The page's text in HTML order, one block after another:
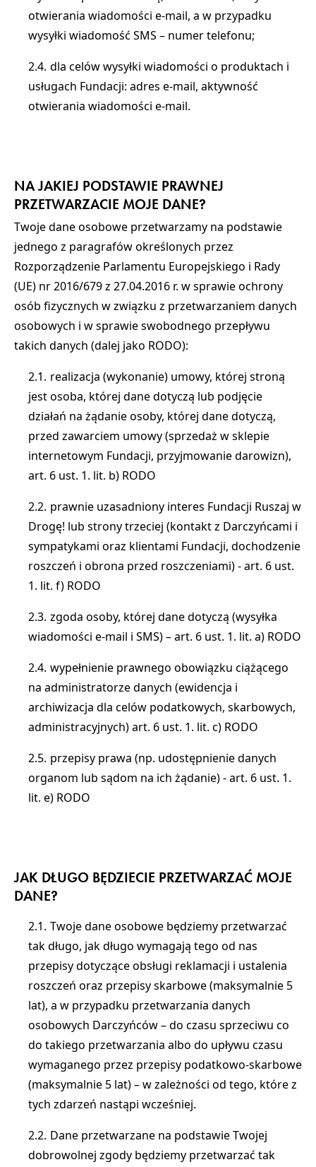
otwierania wiadomości e-mail, a w przypadku
wysyłki wiadomość SMS – numer telefonu;
dla celów wysyłki wiadomości o produktach i
usługach Fundacji: adres e-mail, aktywność
otwierania wiadomości e-mail.
NA JAKIEJ PODSTAWIE PRAWNEJ
PRZETWARZACIE MOJE DANE?
Twoje dane osobowe przetwarzamy na podstawie
jednego z paragrafów określonych przez
Rozporządzenie Parlamentu Europejskiego i Rady
(UE) nr 2016/679 z 27.04.2016 r. w sprawie ochrony
osób fizycznych w związku z przetwarzaniem danych
osobowych i w sprawie swobodnego przepływu
takich danych (dalej jako RODO):
realizacja (wykonanie) umowy, której stroną
jest osoba, której dane dotyczą lub podjęcie
działań na żądanie osoby, której dane dotyczą,
przed zawarciem umowy (sprzedaż w sklepie
internetowym Fundacji, przyjmowanie darowizn),
art. 6 ust. 1. lit. b) RODO
prawnie uzasadniony interes Fundacji Ruszaj w
Drogę! lub strony trzeciej (kontakt z Darczyńcami i
sympatykami oraz klientami Fundacji, dochodzenie
roszczeń i obrona przed roszczeniami) - art. 6 ust.
1. lit. f) RODO
zgoda osoby, której dane dotyczą (wysyłka
wiadomości e-mail i SMS) – art. 6 ust. 1. lit. a) RODO
wypełnienie prawnego obowiązku ciążącego
na administratorze danych (ewidencja i
archiwizacja dla celów podatkowych, skarbowych,
administracyjnych) art. 6 ust. 1. lit. c) RODO
przepisy prawa (np. udostępnienie danych
organom lub sądom na ich żądanie) - art. 6 ust. 1.
lit. e) RODO
JAK DŁUGO BĘDZIECIE PRZETWARZAĆ MOJE
DANE?
Twoje dane osobowe będziemy przetwarzać
tak długo, jak długo wymagają tego od nas
przepisy dotyczące obsługi reklamacji i ustalenia
roszczeń oraz przepisy skarbowe (maksymalnie 5
lat), a w przypadku przetwarzania danych
osobowych Darczyńców – do czasu sprzeciwu co
do takiego przetwarzania albo do upływu czasu
wymaganego przez przepisy podatkowo-skarbowe
(maksymalnie 5 lat) – w zależności od tego, które z
tych zdarzeń nastąpi wcześniej.
Dane przetwarzane na podstawie Twojej
dobrowolnej zgody będziemy przetwarzać tak